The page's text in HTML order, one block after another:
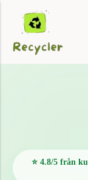
⭐ 4.8/5 från